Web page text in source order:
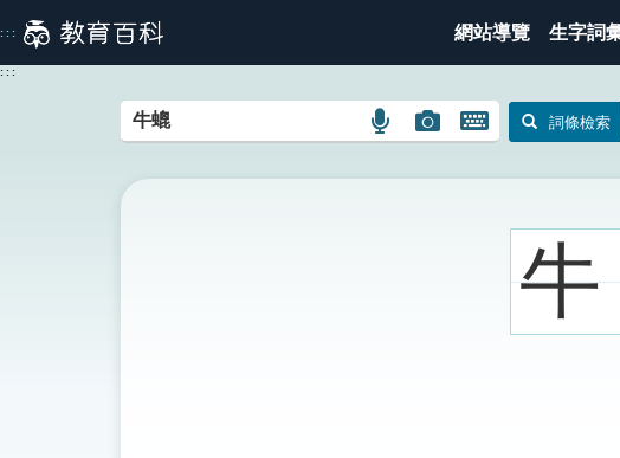
到
主
::: 網站導覽 生字詞
:::
語
搜
圖
搜
開
鍵
詞條檢索
牛